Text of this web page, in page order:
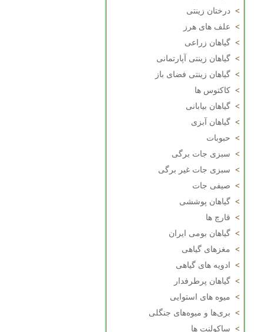
> درختان زینتی
> علف های هرز
> گیاهان زراعی
> گیاهان زینتی آپارتمانی
> گیاهان زینتی فضای باز
> کاکتوس ها
> گیاهان بیابانی
> گیاهان آبزی
> حبوبات
> سبزی جات برگی
> سبزی جات غیر برگی
> صیفی جات
> گیاهان پوششی
> قارچ ها
> گیاهان بومی ایران
> مغزهای گیاهی
>
ادویه های گیاهی
> گیاهان پرطرفدار
> میوه های استوایی
> بری‌ها و میوه‌های جنگلی
> ساکولنت ها